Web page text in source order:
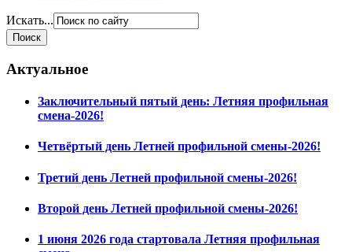
Искать...
Актуальное
Заключительный пятый день: Летняя профильная
смена-2026!
Четвёртый день Летней профильной смены-2026!
Третий день Летней профильной смены-2026!
Второй день Летней профильной смены-2026!
1 июня 2026 года стартовала Летняя профильная